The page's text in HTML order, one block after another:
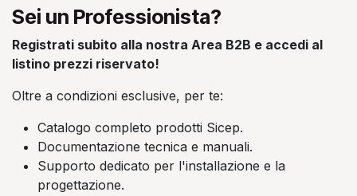
Sei un Professionista?
Registrati subito alla nostra Area B2B e accedi al
listino prezzi riservato!
Oltre a condizioni esclusive, per te:
Catalogo completo prodotti Sicep.
Documentazione tecnica e manuali.
Supporto dedicato per l'installazione e la
progettazione.